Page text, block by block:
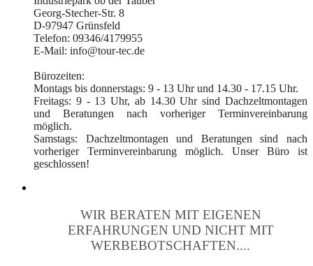
Georg-Stecher-Str. 8
D-97947 Grünsfeld
Telefon: 09346/4179955
E-Mail: info@tour-tec.de
Bürozeiten:
Montags bis donnerstags: 9 - 13 Uhr und 14.30 - 17.15 Uhr.
Freitags: 9 - 13 Uhr, ab 14.30 Uhr sind Dachzeltmontagen
und Beratungen nach vorheriger Terminvereinbarung
möglich.
Samstags: Dachzeltmontagen und Beratungen sind nach
vorheriger Terminvereinbarung möglich. Unser Büro ist
geschlossen!
WIR BERATEN MIT EIGENEN
ERFAHRUNGEN UND NICHT MIT
WERBEBOTSCHAFTEN....